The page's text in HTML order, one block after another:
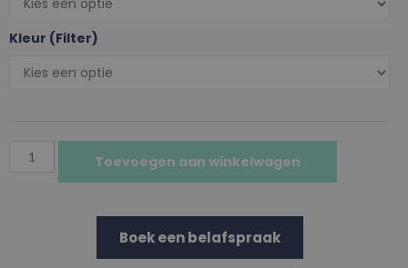
Kleur (Filter)
Toevoegen aan winkelwagen
Boek een belafspraak